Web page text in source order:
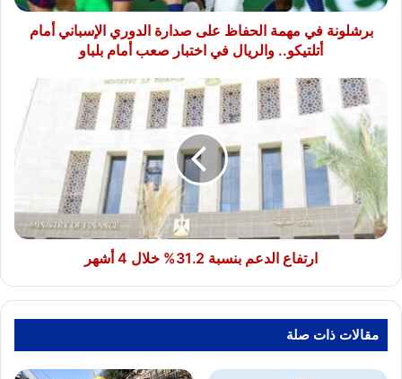
أمام
أتلتيكو..
اختبار
صعب
أمام
بلباو
برشلونة في مهمة الحفاظ على صدارة الدوري الإسباني أمام
أتلتيكو.. والريال في اختبار صعب أمام بلباو
ارتفاع
الدعم
بنسبة
31.2%
خلال
أشهر
ارتفاع الدعم بنسبة 31.2% خلال 4 أشهر
مقالات ذات صلة